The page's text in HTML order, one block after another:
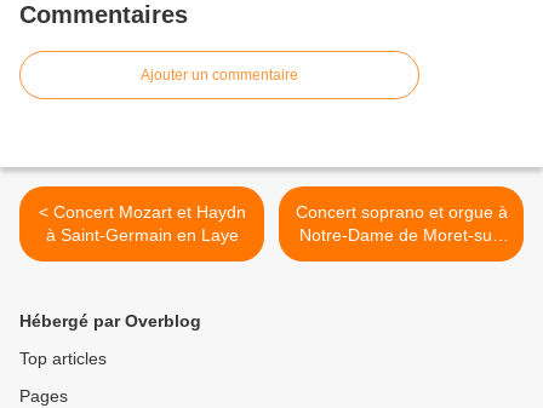
Commentaires
Ajouter un commentaire
< Concert Mozart et Haydn
à Saint-Germain en Laye
Concert soprano et orgue à
Notre-Dame de Moret-sur-
Loing (77) >
Hébergé par Overblog
Top articles
Pages